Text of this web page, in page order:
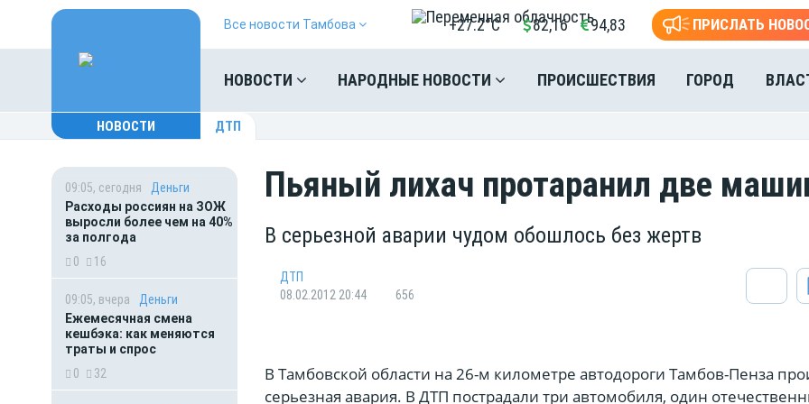
Все новости Тамбова +27.2°C 82,16 94,83 ПРИСЛАТЬ
НОВОСТИ НАРОДНЫЕ НОВОСТИ ПРОИСШЕСТВИЯ ГОРОД
НОВОСТИ ДТП
09:05, сегодня
Деньги
Расходы россиян на ЗОЖ
выросли более чем на 40%
за полгода
0
16
09:05, вчера
Деньги
Ежемесячная смена
кешбэка: как меняются
траты и спрос
0
32
Пьяный лихач протаранил две
В серьезной аварии чудом обошлось без жертв
ДТП
08.02.2012 20:44
656
В Тамбовской области на 26-м километре автодороги Тамбов-Пенза
серьезная авария. В ДТП пострадали три автомобиля, один